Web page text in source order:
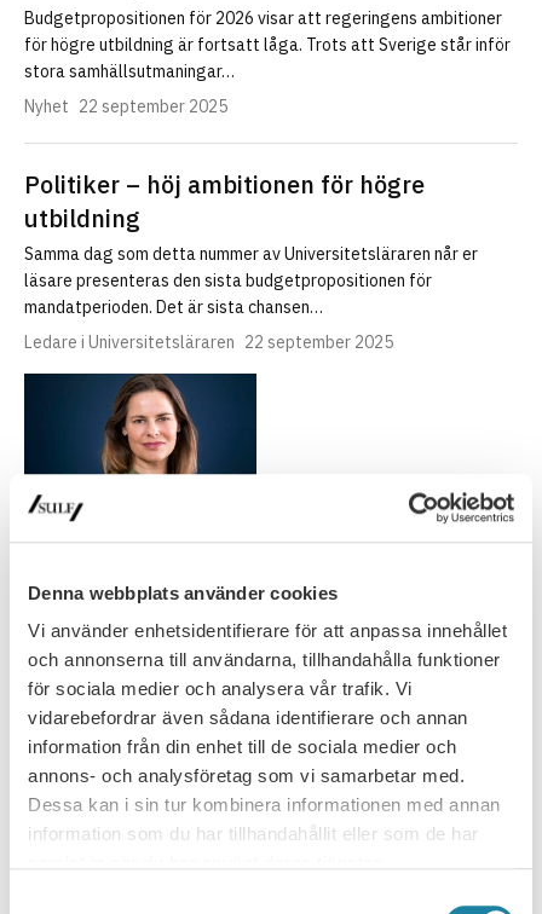
Denna webbplats använder cookies
Vi använder enhetsidentifierare för att anpassa innehållet
och annonserna till användarna, tillhandahålla funktioner
för sociala medier och analysera vår trafik. Vi
vidarebefordrar även sådana identifierare och annan
information från din enhet till de sociala medier och
annons- och analysföretag som vi samarbetar med.
Dessa kan i sin tur kombinera informationen med annan
information som du har tillhandahållit eller som de har
Budgetpropositionen för 2026 visar att regeringens ambitioner
för högre utbildning är fortsatt låga. Trots att Sverige står inför
stora samhällsutmaningar…
Nyhet 22 september 2025
Politiker – höj ambitionen för högre
utbildning
Samma dag som detta nummer av Universitetsläraren når er
läsare presenteras den sista budgetpropositionen för
mandatperioden. Det är sista chansen…
Ledare i Universitetsläraren 22 september 2025
Regeringens satsningar på högre
utbildning inte tillräckliga
Ny statistik om urholkningen – uppföljning av första året med
regeringens särskilda satsningar på högre utbildning. Den nya
statistiken visar…
Nyhet 17 september 2025